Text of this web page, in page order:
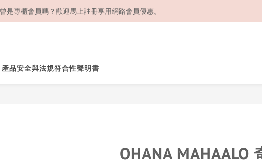
曾是專櫃會員嗎？歡迎馬上註冊享用網路會員優惠。
產品安全與法規符合性聲明書
OHANA MAHAALO